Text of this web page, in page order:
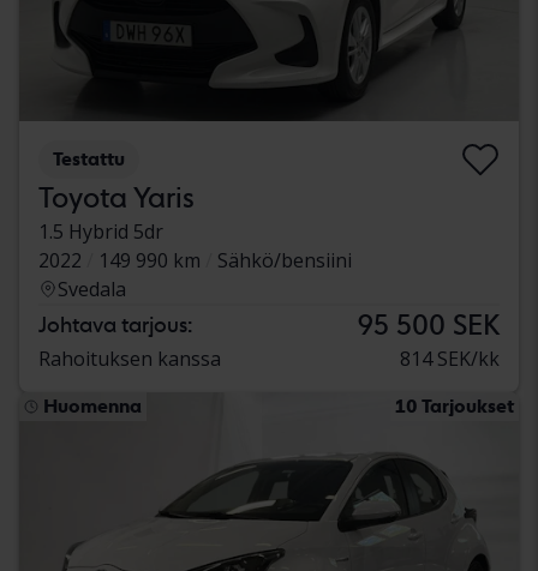
Testattu
Toyota Yaris
1.5 Hybrid 5dr
2022
149 990 km
Sähkö/bensiini
Svedala
Johtava tarjous: 95 500 SEK
Rahoituksen kanssa 814 SEK/kk
Huomenna 10 Tarjoukset